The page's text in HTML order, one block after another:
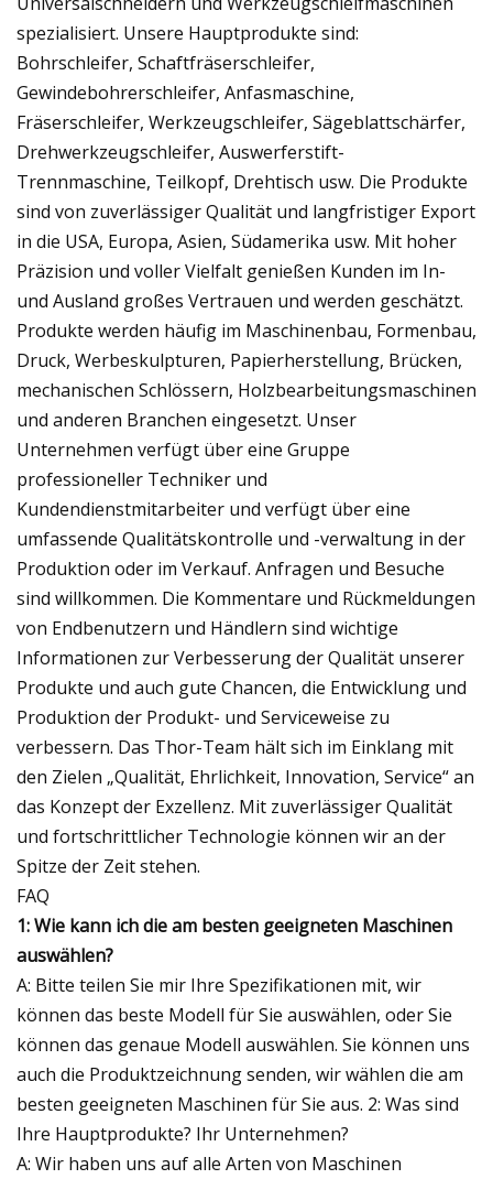
spezialisiert. Unsere Hauptprodukte sind:
Bohrschleifer, Schaftfräserschleifer,
Gewindebohrerschleifer, Anfasmaschine,
Fräserschleifer, Werkzeugschleifer, Sägeblattschärfer,
Drehwerkzeugschleifer, Auswerferstift-
Trennmaschine, Teilkopf, Drehtisch usw. Die Produkte
sind von zuverlässiger Qualität und langfristiger Export
in die USA, Europa, Asien, Südamerika usw. Mit hoher
Präzision und voller Vielfalt genießen Kunden im In-
und Ausland großes Vertrauen und werden geschätzt.
Produkte werden häufig im Maschinenbau, Formenbau,
Druck, Werbeskulpturen, Papierherstellung, Brücken,
mechanischen Schlössern, Holzbearbeitungsmaschinen
und anderen Branchen eingesetzt. Unser
Unternehmen verfügt über eine Gruppe
professioneller Techniker und
Kundendienstmitarbeiter und verfügt über eine
umfassende Qualitätskontrolle und -verwaltung in der
Produktion oder im Verkauf. Anfragen und Besuche
sind willkommen. Die Kommentare und Rückmeldungen
von Endbenutzern und Händlern sind wichtige
Informationen zur Verbesserung der Qualität unserer
Produkte und auch gute Chancen, die Entwicklung und
Produktion der Produkt- und Serviceweise zu
verbessern. Das Thor-Team hält sich im Einklang mit
den Zielen „Qualität, Ehrlichkeit, Innovation, Service“ an
das Konzept der Exzellenz. Mit zuverlässiger Qualität
und fortschrittlicher Technologie können wir an der
Spitze der Zeit stehen.
FAQ
1: Wie kann ich die am besten geeigneten Maschinen
auswählen?
A: Bitte teilen Sie mir Ihre Spezifikationen mit, wir
können das beste Modell für Sie auswählen, oder Sie
können das genaue Modell auswählen. Sie können uns
auch die Produktzeichnung senden, wir wählen die am
besten geeigneten Maschinen für Sie aus. 2: Was sind
Ihre Hauptprodukte? Ihr Unternehmen?
A: Wir haben uns auf alle Arten von Maschinen